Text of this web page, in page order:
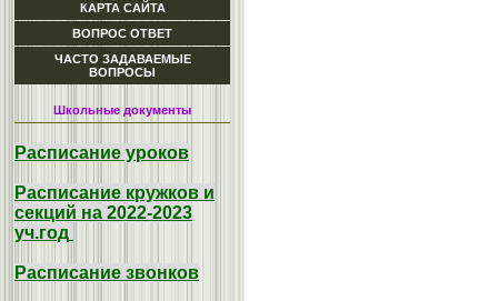
КАРТА САЙТА
ВОПРОС ОТВЕТ
ЧАСТО ЗАДАВАЕМЫЕ
ВОПРОСЫ
Школьные документы
Расписание уроков
Расписание кружков и
секций на 2022-2023
уч.год
Расписание звонков